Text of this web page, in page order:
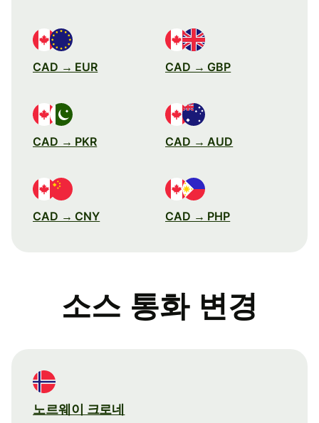
CAD → EUR CAD → GBP
CAD → PKR CAD → AUD
CAD → CNY CAD → PHP
소스 통화 변경
노르웨이 크로네